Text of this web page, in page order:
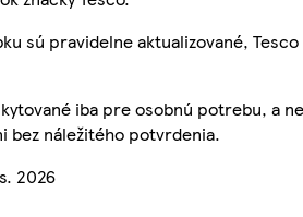
sú pravidelne aktualizované,
iba pre osobnú potrebu, a
bez náležitého potvrdenia.
2026